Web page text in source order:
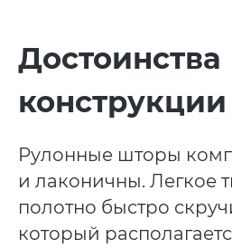
Достоинства
конструкции
Рулонные шторы
и лаконичны. Легкое
полотно быстро
который